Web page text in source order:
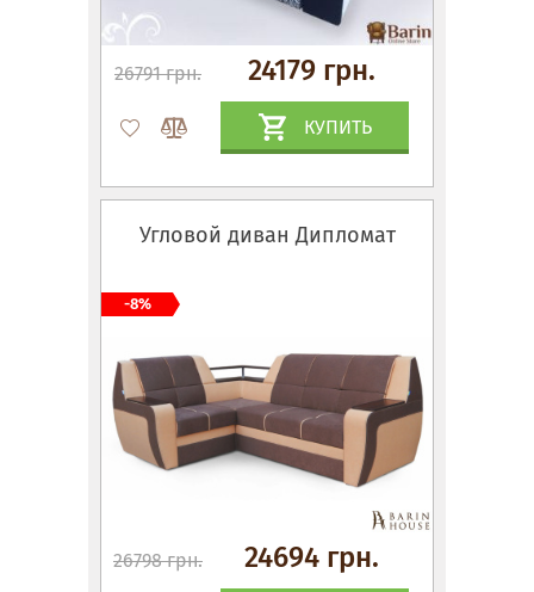
26791 грн. 24179 грн.
КУПИТЬ
Угловой диван Дипломат
26798 грн. 24694 грн.
-8%